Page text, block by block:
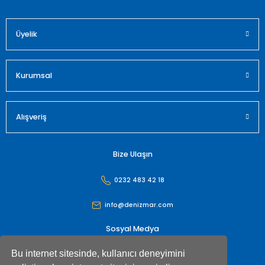
Bu internet sitesinde, kullanıcı deneyimini
Üyelik
Kurumsal
Alışveriş
Bize Ulaşın
0232 483 42 18
info@denizmar.com
Sosyal Medya